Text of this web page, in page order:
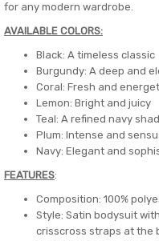
for any modern wardrobe.
AVAILABLE COLORS:
Black: A timeless classic
Burgundy: A deep and
Coral: Fresh and
Lemon: Bright and juicy
Teal: A refined navy
Plum: Intense and
Navy: Elegant and
FEATURES:
Composition: 100%
Style: Satin bodysuit
crisscross straps at the